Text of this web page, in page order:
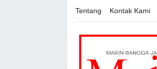
Tentang Kontak Kami